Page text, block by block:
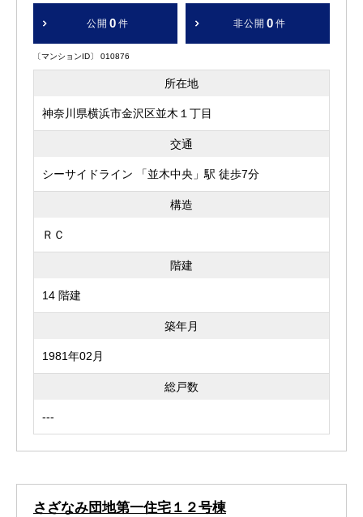
公開 0 件 非公開 0 件
〔マンションID〕 010876
所在地
神奈川県横浜市金沢区並木１丁目
交通
シーサイドライン 「並木中央」駅 徒歩7分
構造
ＲＣ
階建
14 階建
築年月
1981年02月
総戸数
---
さざなみ団地第一住宅１２号棟